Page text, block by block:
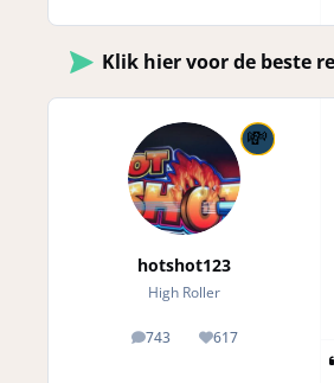
Klik hier voor de beste
hotshot123
High Roller
743
posts 617
Reputation